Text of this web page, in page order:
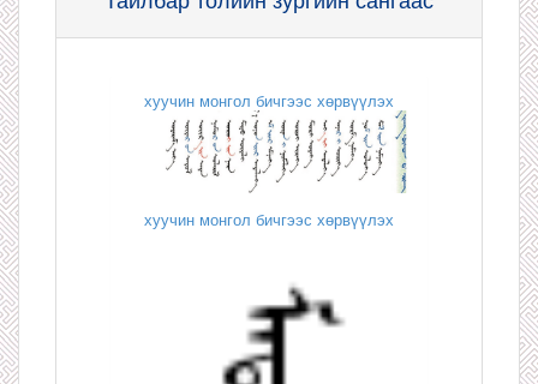
хуучин монгол бичгээс хөрвүүлэх
хуучин монгол бичгээс хөрвүүлэх